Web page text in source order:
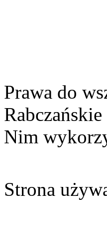
Prawa do
Rabczańskie
Nim
Strona